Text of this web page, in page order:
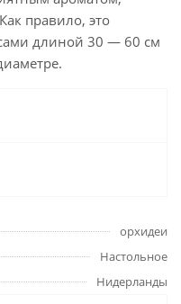
правило, это
длиной 30 — 60 см
орхидеи
Настольное
Нидерланды